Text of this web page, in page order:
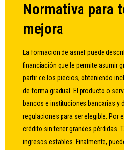
Normativa para
mejora
La formación de asnef puede
financiación que le permite asumir
partir de los precios, obteniendo
de forma gradual. El producto o
bancos e instituciones bancarias y
regulaciones para ser elegible. Por
crédito sin tener grandes pérdidas.
ingresos estables. Finalmente,